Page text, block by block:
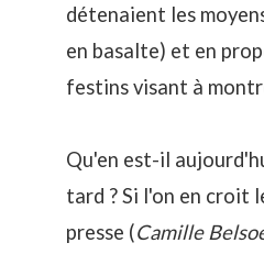
détenaient les
en basalte) et en
festins visant à
Qu'en est-il
tard ? Si l'on en croit
presse (Camille